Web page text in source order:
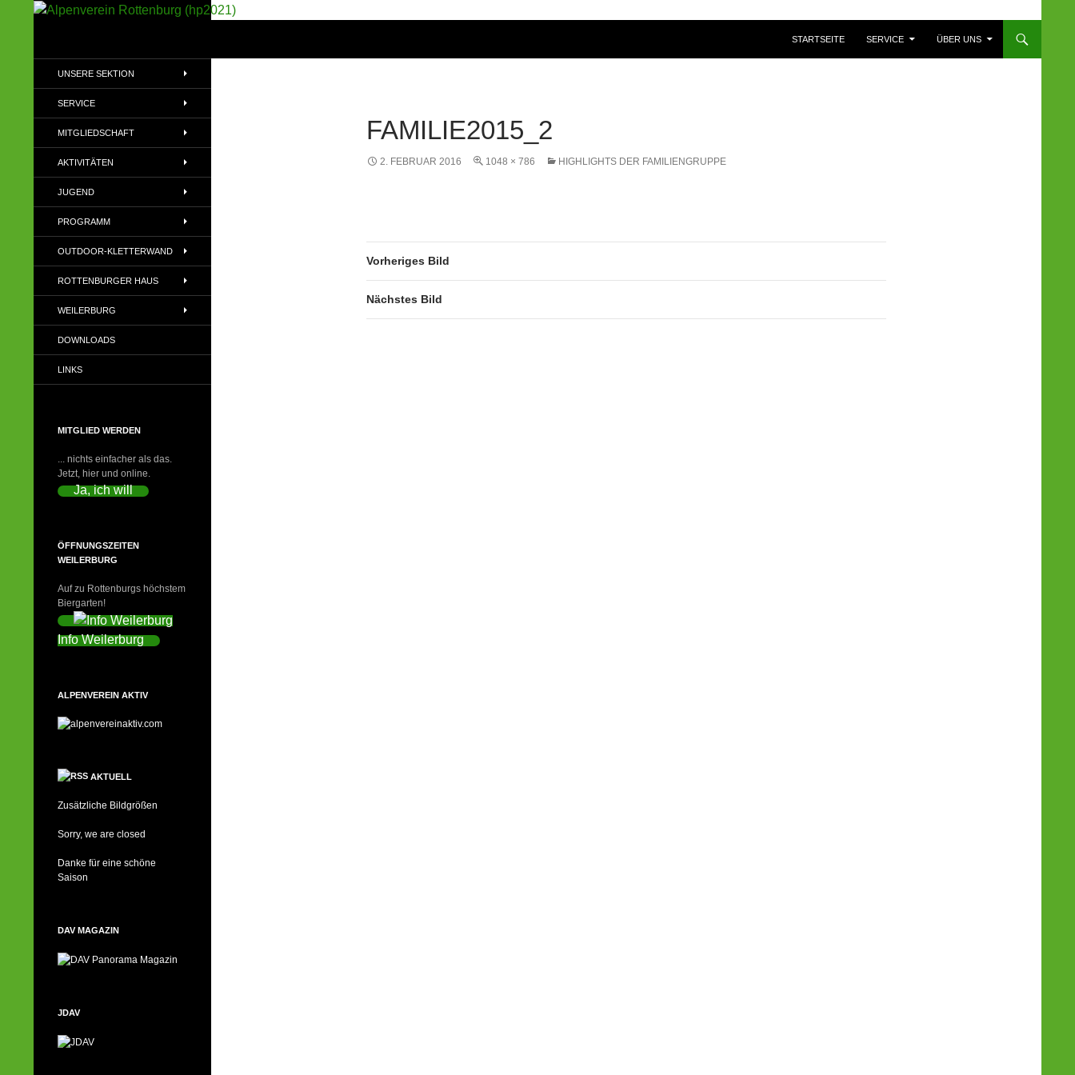
STARTSEITE
SERVICE ÜBER UNS
FAMILIE2015_2
2. FEBRUAR 2016 1048 × 786 HIGHLIGHTS DER FAMILIENGRUPPE
Vorheriges Bild
Nächstes Bild
(DAV)
UNSERE SEKTION
SERVICE
MITGLIEDSCHAFT
AKTIVITÄTEN
JUGEND
PROGRAMM
OUTDOOR-KLETTERWAND
ROTTENBURGER HAUS
WEILERBURG
DOWNLOADS
LINKS
MITGLIED WERDEN
... nichts einfacher als das.
Jetzt, hier und online.
Ja, ich will
ÖFFNUNGSZEITEN
WEILERBURG
Auf zu Rottenburgs höchstem
Biergarten!
Info Weilerburg
ALPENVEREIN AKTIV
AKTUELL
Zusätzliche Bildgrößen
Sorry, we are closed
Danke für eine schöne
Saison
DAV MAGAZIN
JDAV